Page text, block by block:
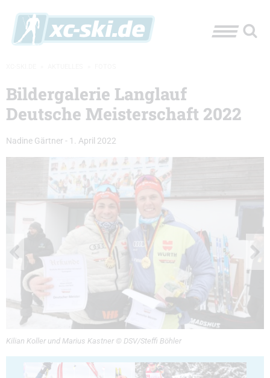
Bildergalerie Langlauf
Deutsche Meisterschaft 2022
Nadine Gärtner - 1. April 2022
Kilian Koller und Marius Kastner © DSV/Steffi Böhler